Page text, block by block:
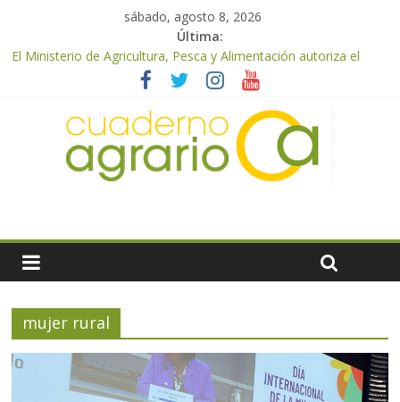
sábado, agosto 8, 2026
Última:
El Ministerio de Agricultura, Pesca y Alimentación autoriza el
pago de 85 millones adicionales de ayudas de la PAC de
remanentes disponibles
El Ministerio de Agricultura, Pesca y Alimentación otorga los
premios Alimentos de España a los mejores quesos 2026
UPA Granada advierte de una vendimia marcada por el
desplome de la demanda, que obligará a muchos viticultores a
seguridad y la transparencia del sector
ASAJA Almería: las primeras recolecciones de almendra
meteorológicas y la incertidumbre en los precios
mujer rural